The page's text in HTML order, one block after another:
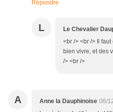
Répondre
L Le Chevalier
<br /> <br /> Il
bien vivre, et des
/> <br />
A Anne la Dauphinoise 06/